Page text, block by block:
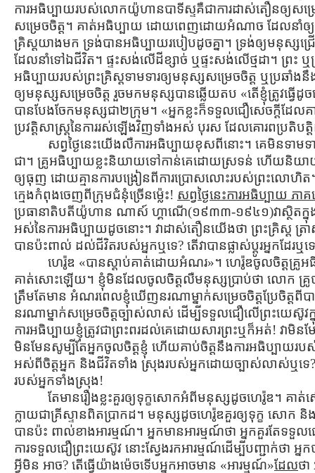
ការអធិប្បាយរបស់លោកយ៉ូហានបាទីស្ទគឺជាការដាស់តឿនឲ្យសម្រេ
សម្រេចចិត្ដ។ គាត់អធិប្បាយ ដោយពេញដោយអំណាច ដែលនាំឲ្យម
គ្រិស្ដយាងមក ទ្រង់បានអធិប្បាយរបៀបដូចគ្នា។ ទ្រង់ឲ្យមនុស្សជ្
ដែលនាំទៅឯជីវិត។ ផ្ទះសង់លើដីខ្សាច់ ឬផ្ទះសង់លើថ្មដា។ ព្រះ
អធិប្បាយរបស់ព្រះគ្រិស្ដទាមទារឲ្យមនុស្សសម្រេចចិត្ដ ឬប្រឆាំង
ឲ្យមនុស្សសម្រេចចិត្ដ រួចមកមនុស្សបានឆ្លើយតប «តើខ្ញុំត្រូវធ្វើ
បានបែងចែកមនុស្សជា២ក្រុម។ «អ្នកខ្លះក៏ទទួលជឿសេចក្តីដែលគ
ប្រវត្ដិសាស្រ្ដនៃការរស់ឡើងវិញទាំងអស់ បុរស ដែលគោរពប្រតិ
សព្វថ្ងៃនេះយើងលឺការអធិប្បាយខុសពីនោះ។ គេមិនទាម
ជា។ គ្រូអធិប្បាយខ្លះនិយាយទៅកាន់គេដោយស្រទន់ ហើយនិយាយ
ឲ្យធុញ ដោយគ្មានការបង្រៀនពីការប្រោសលោះរបស់ព្រះលោ
ក្មេងកំពុងចេញពីក្រុមជំនុំច្រើនម្ល៉េះ! សព្វថ្ងៃនេះការអធិប្បាយ ភ
ប្រធានាតិបតីយ៉ូហាន ណាស៍ ហ្គាណើ(១៩៣៣-១៩៤១)វាស្ថិតក្នុង
អស់នៃការអធិប្បាយដូចនោះ។ វាដាស់តឿនយើងថា ព្រះគ្រិស្ដ ត្រ
បានប៉ះពាល់ ដល់ជីវិតរបស់អ្នកឬទេ? តើវាបានផ្លាស់ប្ដូរអ្នកដែរឬទ
ហេរ៉ូឌ «បានស្ដាប់គាត់ដោយអំណរ»។ ហេរ៉ូឌចូលចិត្ដគ្
គាត់សោះឡើយ។ ខ្ញុំមិនដែលចូលចិត្ដលឺមនុស្សប្រាប់ថា លោក គ្រូ
ត្រឹមតែមាន អំណរពេលខ្ញុំឃើញនរណាម្នាក់សម្រេចចិត្ដប្រែចិត្ដ
នរណាម្នាក់សម្រេចចិត្ដច្បាស់លាស់ ដើម្បីទទួលជឿលើព្រះយេស៊ូវក្នុ
ការអធិប្បាយខ្ញុំត្រូវជាព្រះពរដល់គេដោយសារព្រះឬក៏អត់! វាមិន
មិនមែនសូម្បីតែអ្នកចូលចិត្ដខ្ញុំ ហើយគាប់ចិត្ដនឹងការអធិប្បាយរប
អស់ពីចិត្ដអ្នក និងជីវិតទាំង ស្រុងរបស់អ្នកដោយច្បាស់លាស់ឬទេ
របស់អ្នកទាំងស្រុង!
តែមានរឿងខ្លះគួរឲ្យទុក្ខសោកអំពីមនុស្សដូចហេរ៉ូឌ។ គាត់
ក្លាយជាគ្រីស្ទានពិតប្រាកដ។ មនុស្សដូចហេរ៉ូឌគួរឲ្យទុក្ខ សោ
បានប៉ះ ពាល់ខាងអារម្មណ៍។ អ្នកមានអារម្មណ៍ថា អ្នកគួរតែទ
ការទទួលជឿព្រះយេស៊ូវ នោះស្វែងរកអារម្មណ៍ដើម្បីបញ្ជាក់ថ
អ្វីមិន អាច? តើធ្វើយ៉ាងម៉េចទើបអ្នកអាចមាន «អារម្មណ៍»ដែលថ